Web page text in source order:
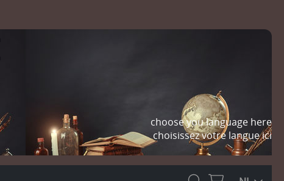
choose you language here
choisissez votre langue ici